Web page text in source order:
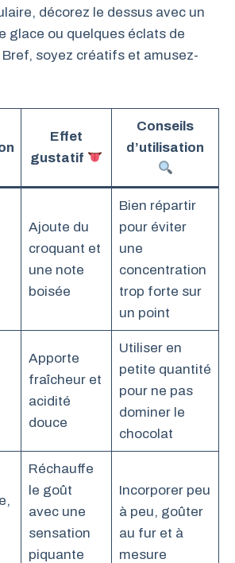
décorez le dessus avec un
glace ou quelques éclats de
soyez créatifs et amusez-
Effet
gustatif
Conseils
d’utilisation
Ajoute du
croquant et
une note
boisée
Bien répartir
pour éviter
une
concentration
trop forte sur
un point
Apporte
fraîcheur et
acidité
douce
Utiliser en
petite quantité
pour ne pas
dominer le
chocolat
Réchauffe
le goût
avec une
sensation
piquante
Incorporer peu
à peu, goûter
au fur et à
mesure